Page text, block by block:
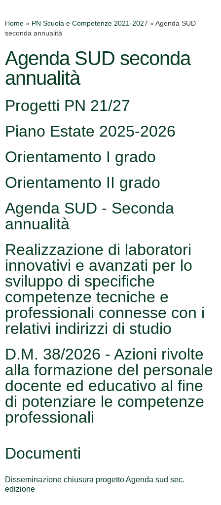
Home » PN Scuola e Competenze 2021-2027 » Agenda SUD
seconda annualità
Agenda SUD seconda
annualità
Progetti PN 21/27
Piano Estate 2025-2026
Orientamento I grado
Orientamento II grado
Agenda SUD - Seconda
annualità
Realizzazione di laboratori
innovativi e avanzati per lo
sviluppo di specifiche
competenze tecniche e
professionali connesse con i
relativi indirizzi di studio
D.M. 38/2026 - Azioni rivolte
alla formazione del personale
docente ed educativo al fine
di potenziare le competenze
professionali
Documenti
Disseminazione chiusura progetto Agenda sud sec.
edizione